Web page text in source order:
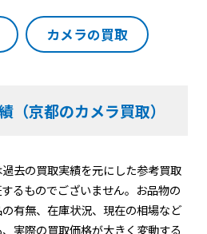
カメラの買取
（京都のカメラ買取）
去の買取実績を元にした参考買取
るものでございません。お品物の
有無、在庫状況、現在の相場など
実際の買取価格が大きく変動する